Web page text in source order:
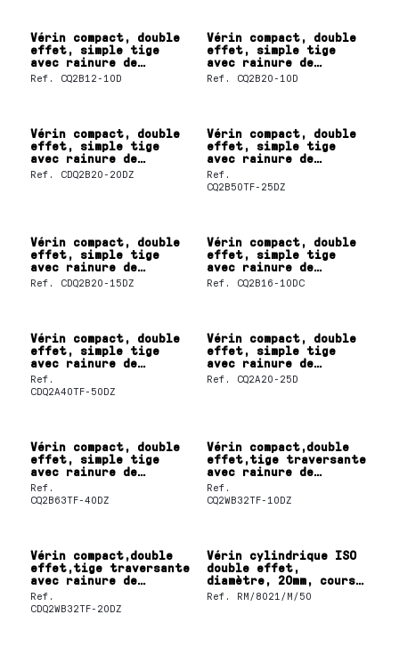
Vérin compact, double
effet, simple tige
avec rainure de
fixation du détecteur
Ref. CQ2B12-10D
Vérin compact, double
effet, simple tige
avec rainure de
fixation du détecteur
Ref. CQ2B20-10D
Vérin compact, double
effet, simple tige
avec rainure de
fixation du détecteur
Ref. CDQ2B20-20DZ
Vérin compact, double
effet, simple tige
avec rainure de
fixation du détecteur
Ref.
CQ2B50TF-25DZ
Vérin compact, double
effet, simple tige
avec rainure de
fixation du détecteur
Ref. CDQ2B20-15DZ
Vérin compact, double
effet, simple tige
avec rainure de
fixation du détecteur
Ref. CQ2B16-10DC
Vérin compact, double
effet, simple tige
avec rainure de
fixation du détecteur
Ref.
CDQ2A40TF-50DZ
Vérin compact, double
effet, simple tige
avec rainure de
fixation du détecteur
Ref. CQ2A20-25D
Vérin compact, double
effet, simple tige
avec rainure de
fixation du détecteur
Ref.
CQ2B63TF-40DZ
Vérin compact,double
effet,tige traversante
avec rainure de
fixation du détecteur
Ref.
CQ2WB32TF-10DZ
Vérin compact,double
effet,tige traversante
avec rainure de
fixation du détecteur
Ref.
CDQ2WB32TF-20DZ
Vérin cylindrique ISO
double effet,
diamètre, 20mm, course
40mm
Ref. RM/8021/M/50